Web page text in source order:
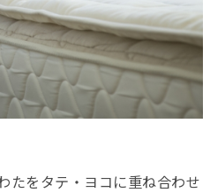
たをタテ・ヨコに重ね合わせ